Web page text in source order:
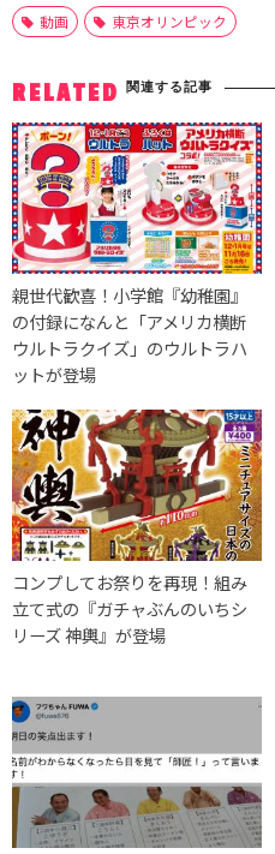
動画 東京オリンピック
RELATED 関連する記事
親世代歓喜！小学館『幼稚園』
の付録になんと「アメリカ横断
ウルトラクイズ」のウルトラハ
ットが登場
コンプしてお祭りを再現！組み
立て式の『ガチャぶんのいちシ
リーズ 神輿』が登場